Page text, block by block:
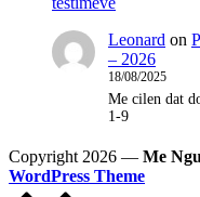
Leonard on
– 2026
18/08/2025
Me cilen dat
1-9
Copyright 2026 — Me
WordPress Theme